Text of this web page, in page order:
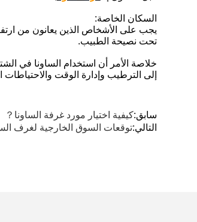
السكان الخاصة:
يجب على الأشخاص الذين يعانون من
تحت نصيحة الطبيب.
خلاصة الأمر أن استخدام الساونا في
إلى الترطيب وإدارة الوقت
سابق:كيفية اختيار مورد غرفة الساونا？
التالي:توقعات السوق الخارجية لغرف